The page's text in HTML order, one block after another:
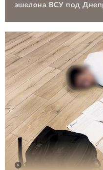
эшелона ВСУ под